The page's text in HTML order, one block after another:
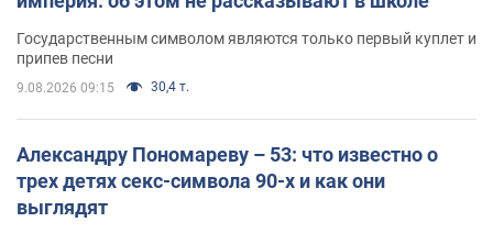
Государственным символом являются только первый куплет и
припев песни
9.08.2026 09:15 30,4 т.
Александру Пономареву – 53: что известно о
трех детях секс-символа 90-х и как они
выглядят